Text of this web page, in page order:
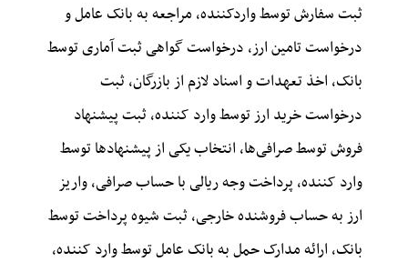
ثبت سفارش توسط واردکننده، مراجعه به بانک عامل و
درخواست تامین ارز، درخواست گواهی ثبت آماری توسط
بانک، اخذ تعهدات و اسناد لازم از بازرگان، ثبت
درخواست خرید ارز توسط وارد کننده، ثبت پیشنهاد
فروش توسط صرافی‌ها، انتخاب یکی از پیشنهادها توسط
وارد کننده، پرداخت وجه ریالی با حساب صرافی، واریز
ارز به حساب فروشنده خارجی، ثبت شیوه پرداخت توسط
بانک، ارائه مدارک حمل به بانک عامل توسط وارد کننده،